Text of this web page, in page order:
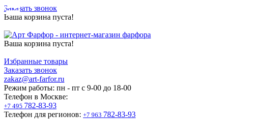
Заказать звонок
Ваша корзина пуста!
Ваша корзина пуста!
Избранные товары
Заказать звонок
zakaz@art-farfor.ru
Режим работы: пн - пт c 9-00 до 18-00
Телефон в Москве:
+7 495 782-83-93
Телефон для регионов: +7 963 782-83-93